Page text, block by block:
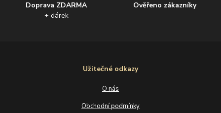
Doprava ZDARMA
+ dárek
Ověřeno zákazníky
Užitečné odkazy
O nás
Obchodní podmínky